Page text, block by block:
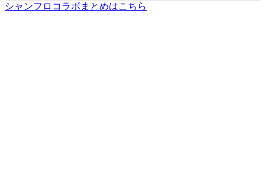
シャンフロコラボまとめはこちら